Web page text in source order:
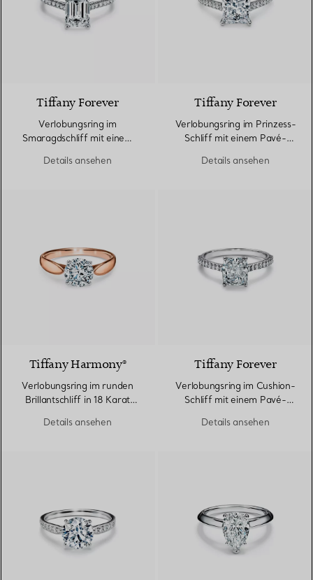
Tiffany Forever
Verlobungsring im
Smaragdschliff mit einem
Details ansehen
Tiffany Forever
Verlobungsring im Prinzess-
Schliff mit einem Pavé-
Details ansehen
Tiffany Harmony®
Verlobungsring im runden
Brillantschliff in 18 Karat
Details ansehen
Tiffany Forever
Verlobungsring im Cushion-
Schliff mit einem Pavé-
Details ansehen